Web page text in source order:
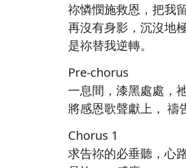
祢憐憫施救恩，把我
再沒有身影，沉沒地
是祢替我逆轉。
Pre-chorus
一息間，漆黑處處，
將感恩歌聲獻上， 禱
Chorus 1
求告祢的必垂聽，心